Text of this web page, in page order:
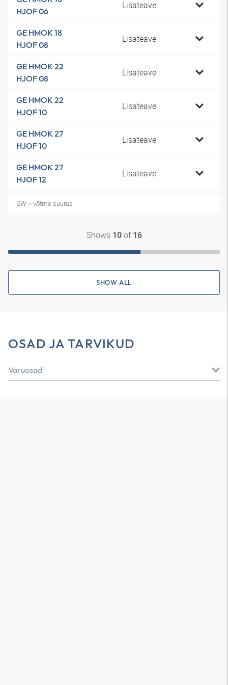
HJOF 06
Lisateave
GE HMOK 18
HJOF 08
Lisateave
GE HMOK 22
HJOF 08
Lisateave
GE HMOK 22
HJOF 10
Lisateave
GE HMOK 27
HJOF 10
Lisateave
GE HMOK 27
HJOF 12
Lisateave
SW = võtme suurus
Shows 10of 16
SHOW ALL
OSAD JA TARVIKUD
Varuosad